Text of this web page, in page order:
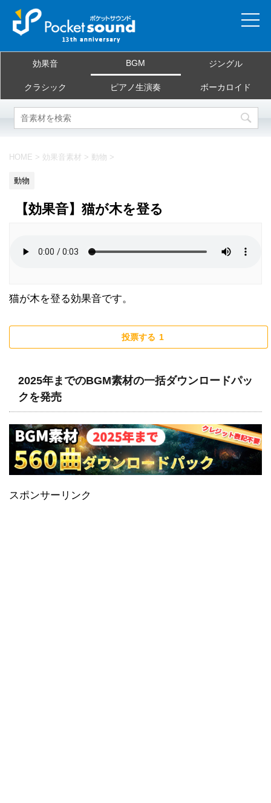
当サイトについて
ご利用規約
お問合せ
効果音 BGM ジングル
クラシック ピアノ生演奏 ボーカロイド
HOME > 効果音素材 > 動物 >
動物
【効果音】猫が木を登る
猫が木を登る効果音です。
投票する 1
2025年までのBGM素材の一括ダウンロードパッ
クを発売
スポンサーリンク